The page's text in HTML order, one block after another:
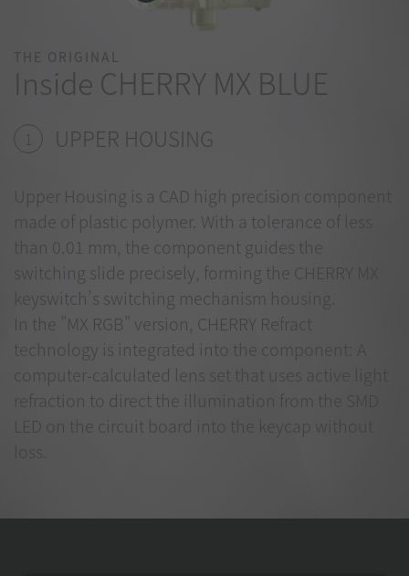
THE ORIGINAL
Inside CHERRY MX BLUE
1 UPPER HOUSING
Upper Housing is a CAD high precision component
made of plastic polymer. With a tolerance of less
than 0.01 mm, the component guides the
switching slide precisely, forming the CHERRY MX
keyswitch’s switching mechanism housing.
In the "MX RGB" version, CHERRY Refract
technology is integrated into the component: A
computer-calculated lens set that uses active light
refraction to direct the illumination from the SMD
LED on the circuit board into the keycap without